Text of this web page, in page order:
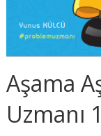
Aşama
Uzmanı